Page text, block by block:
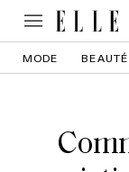
MODE BEAUTÉ